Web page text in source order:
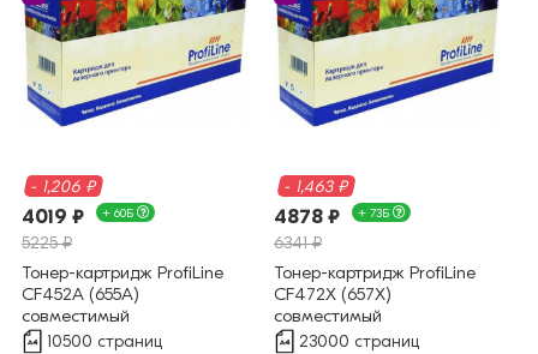
- 1,206 ₽
4019 ₽ + 60Б
5225 ₽
Тонер-картридж ProfiLine
CF452A (655A)
совместимый
10500 страниц
- 1,463 ₽
4878 ₽ + 73Б
6341 ₽
Тонер-картридж ProfiLine
CF472X (657X)
совместимый
23000 страниц